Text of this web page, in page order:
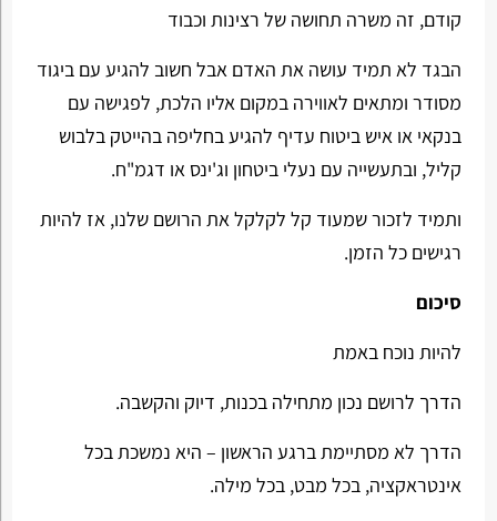
קודם, זה משרה תחושה של רצינות וכבוד
הבגד לא תמיד עושה את האדם אבל חשוב להגיע עם ביגוד
מסודר ומתאים לאווירה במקום אליו הלכת, לפגישה עם
בנקאי או איש ביטוח עדיף להגיע בחליפה בהייטק בלבוש
קליל, ובתעשייה עם נעלי ביטחון וג'ינס או דגמ"ח.
ותמיד לזכור שמעוד קל לקלקל את הרושם שלנו, אז להיות
רגישים כל הזמן.
סיכום
להיות נוכח באמת
הדרך לרושם נכון מתחילה בכנות, דיוק והקשבה.
הדרך לא מסתיימת ברגע הראשון – היא נמשכת בכל
אינטראקציה, בכל מבט, בכל מילה.